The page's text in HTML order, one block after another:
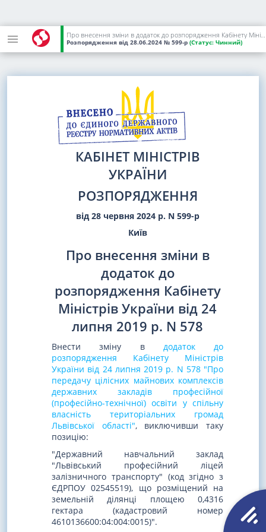
Про внесення зміни в додаток до розпорядження Кабінету Міністрів України від 24 липня 2019 р. N 578
Розпорядження від 28.06.2024 № 599-р (Статус: Чинний)
КАБІНЕТ МІНІСТРІВ
УКРАЇНИ
РОЗПОРЯДЖЕННЯ
від 28 червня 2024 р. N 599-р
Київ
Про внесення зміни в
додаток до
розпорядження Кабінету
Міністрів України від 24
липня 2019 р. N 578
Внести зміну в додаток до
розпорядження Кабінету Міністрів
України від 24 липня 2019 р. N 578 "Про
передачу цілісних майнових комплексів
державних закладів професійної
(професійно-технічної) освіти у спільну
власність територіальних громад
Львівської області", виключивши таку
позицію:
"Державний навчальний заклад
"Львівський професійний ліцей
залізничного транспорту" (код згідно з
ЄДРПОУ 02545519), що розміщений на
земельній ділянці площею 0,4316
гектара (кадастровий номер
4610136600:04:004:0015)".